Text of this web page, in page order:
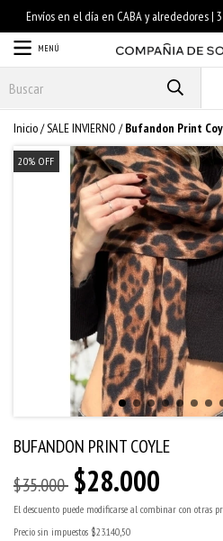
MENÚ
Inicio/SALE INVIERNO / Bufandon Print
20% OFF
BUFANDON PRINT COYLE
$35.000 $28.000
El descuento puede modificarse al combinar con otras
Precio sin impuestos $23.140,50